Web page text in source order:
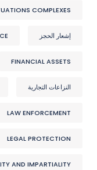
COMPLEXES
إشعار الحجز
FINANCIAL ASSETS
النزاعات التجارية
LAW ENFORCEMENT
LEGAL PROTECTION
AND IMPARTIALITY